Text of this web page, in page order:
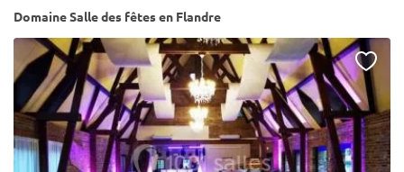
Domaine Salle des fêtes en Flandre